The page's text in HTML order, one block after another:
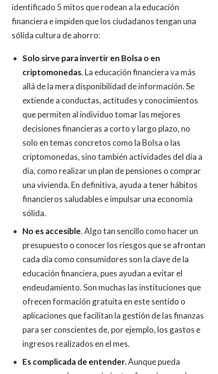
identificado 5 mitos que rodean a la educación
financiera e impiden que los ciudadanos tengan una
sólida cultura de ahorro:
Solo sirve para invertir en Bolsa o en
criptomonedas. La educación financiera va más
allá de la mera disponibilidad de información. Se
extiende a conductas, actitudes y conocimientos
que permiten al individuo tomar las mejores
decisiones financieras a corto y largo plazo, no
solo en temas concretos como la Bolsa o las
criptomonedas, sino también actividades del día a
día, como realizar un plan de pensiones o comprar
una vivienda. En definitiva, ayuda a tener hábitos
financieros saludables e impulsar una economía
sólida.
No es accesible. Algo tan sencillo como hacer un
presupuesto o conocer los riesgos que se afrontan
cada día como consumidores son la clave de la
educación financiera, pues ayudan a evitar el
endeudamiento. Son muchas las instituciones que
ofrecen formación gratuita en este sentido o
aplicaciones que facilitan la gestión de las finanzas
para ser conscientes de, por ejemplo, los gastos e
ingresos realizados en el mes.
Es complicada de entender.Aunque pueda